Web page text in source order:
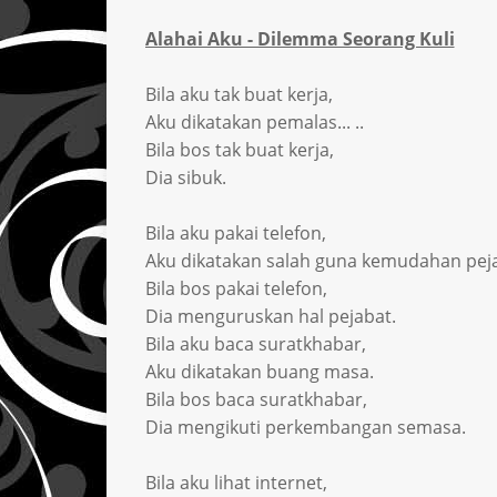
Alahai Aku - Dilemma Seorang Kuli
Bila aku tak buat kerja,
Aku dikatakan pemalas... ..
Bila bos tak buat kerja,
Dia sibuk.
Bila aku pakai telefon,
Aku dikatakan salah guna kemudahan
Bila bos pakai telefon,
Dia menguruskan hal pejabat.
Bila aku baca suratkhabar,
Aku dikatakan buang masa.
Bila bos baca suratkhabar,
Dia mengikuti perkembangan semasa.
Bila aku lihat internet,